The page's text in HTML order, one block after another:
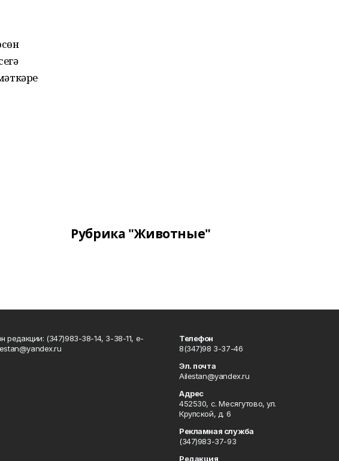
Рубрика "Животные"
редакции: (347)983-38-14, 3-38-11, e-
Телефон
8(347)98 3-37-46
Эл. почта
Ailestan@yandex.ru
Адрес
452530, с. Месягутово, ул.
Крупской, д. 6
Рекламная служба
(347)983-37-93
Редакция